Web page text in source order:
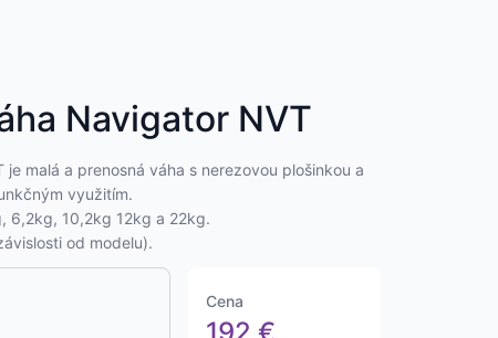
Navigator NVT
malá a prenosná váha s nerezovou plošinkou a
využitím.
6,2kg, 10,2kg 12kg a 22kg.
od modelu).
Cena